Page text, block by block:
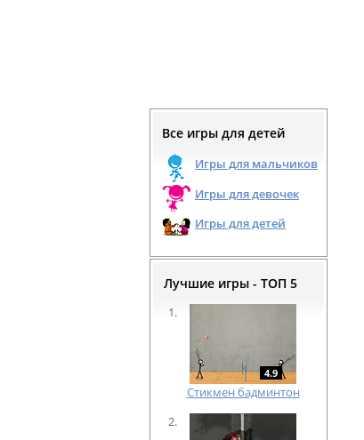
Все игры для детей
Игры для мальчиков
Игры для девочек
Игры для детей
Лучшие игры - ТОП 5
4.9
Cтикмен бадминтон